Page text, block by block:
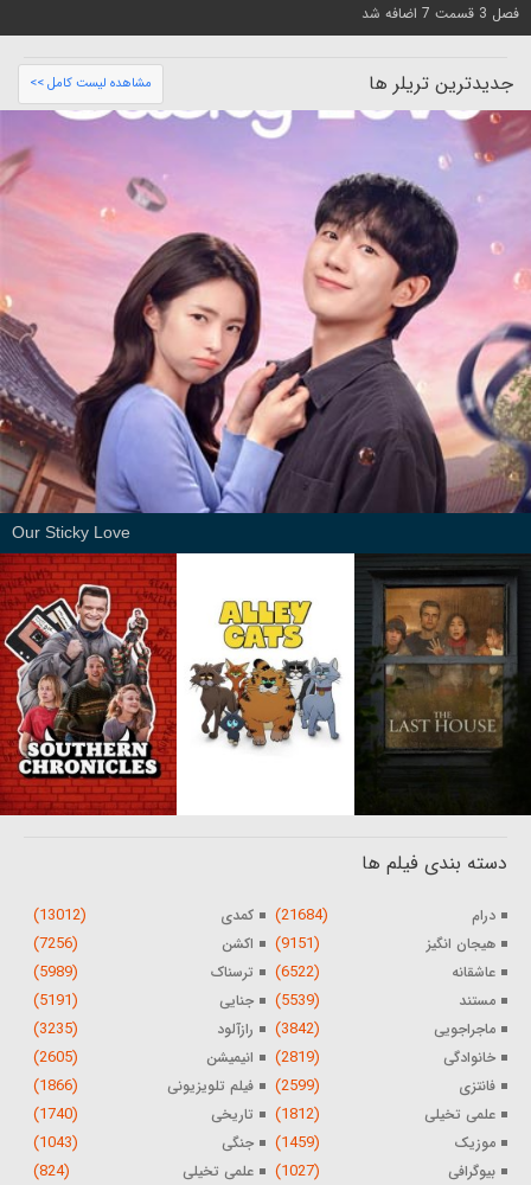
فصل 3 قسمت 7 اضافه شد
جدیدترین تریلر ها مشاهده لیست کامل >>
Our Sticky Love
دسته بندی فیلم ها
درام (21684) کمدی (13012)
هیجان انگیز (9151) اکشن (7256)
عاشقانه (6522) ترسناک (5989)
مستند (5539) جنایی (5191)
ماجراجویی (3842) رازآلود (3235)
خانوادگی (2819) انیمیشن (2605)
فانتزی (2599) فیلم تلویزیونی (1866)
علمی تخیلی (1812) تاریخی (1740)
موزیک (1459) جنگی (1043)
بیوگرافی (1027) علمی تخیلی (824)